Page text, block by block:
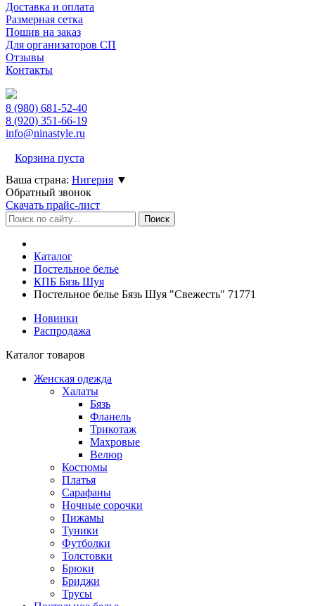
Доставка и оплата
Размерная сетка
Пошив на заказ
Для организаторов СП
Отзывы
Контакты
8 (980) 681-52-40
8 (920) 351-66-19
info@ninastyle.ru
Корзина пуста
Ваша страна: Нигерия ▼
Обратный звонок
Скачать прайс-лист
Каталог
Постельное белье
КПБ Бязь Шуя
Постельное белье Бязь Шуя "Свежесть" 71771
Новинки
Распродажа
Каталог товаров
Женская одежда
Халаты
Бязь
Фланель
Трикотаж
Махровые
Велюр
Костюмы
Платья
Сарафаны
Ночные сорочки
Пижамы
Туники
Футболки
Толстовки
Брюки
Бриджи
Трусы